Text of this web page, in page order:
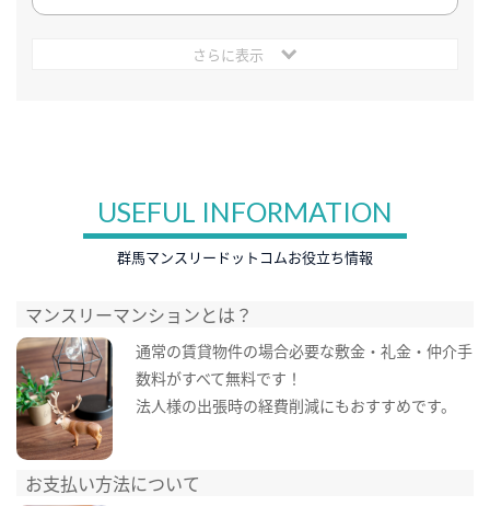
さらに表示
USEFUL INFORMATION
群馬マンスリードットコムお役立ち情報
マンスリーマンションとは？
通常の賃貸物件の場合必要な敷金・礼金・仲介手
数料がすべて無料です！
法人様の出張時の経費削減にもおすすめです。
お支払い方法について